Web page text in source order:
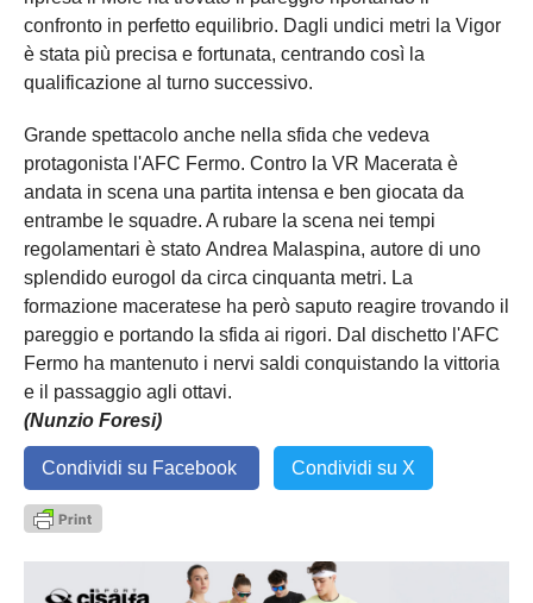
confronto in perfetto equilibrio. Dagli undici metri la Vigor
è stata più precisa e fortunata, centrando così la
qualificazione al turno successivo.
Grande spettacolo anche nella sfida che vedeva
protagonista l'AFC Fermo. Contro la VR Macerata è
andata in scena una partita intensa e ben giocata da
entrambe le squadre. A rubare la scena nei tempi
regolamentari è stato Andrea Malaspina, autore di uno
splendido eurogol da circa cinquanta metri. La
formazione maceratese ha però saputo reagire trovando il
pareggio e portando la sfida ai rigori. Dal dischetto l'AFC
Fermo ha mantenuto i nervi saldi conquistando la vittoria
e il passaggio agli ottavi.
(Nunzio Foresi)
Condividi su Facebook Condividi su X